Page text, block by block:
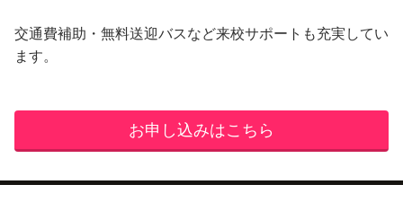
交通費補助・無料送迎バスなど来校サポートも充実してい
ます。
お申し込みはこちら